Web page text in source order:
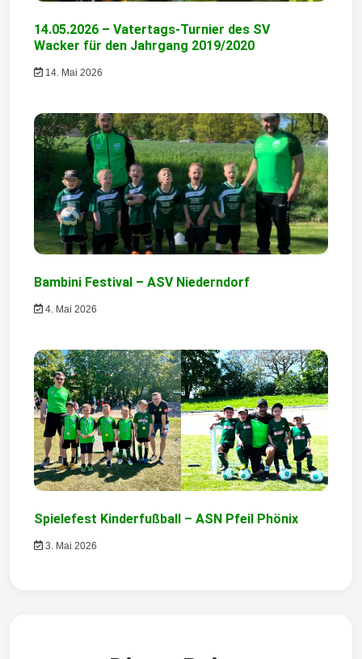
g
a
t
i
o
n
14.05.2026 – Vatertags-Turnier des SV
Wacker für den Jahrgang 2019/2020
14. Mai 2026
Bambini Festival – ASV Niederndorf
4. Mai 2026
Spielefest Kinderfußball – ASN Pfeil Phönix
3. Mai 2026